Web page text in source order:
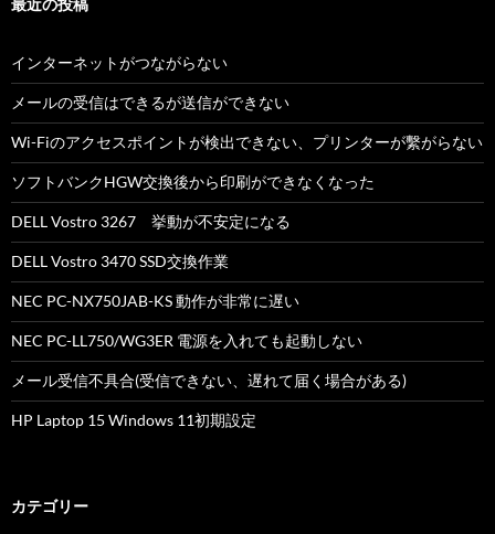
最近の投稿
インターネットがつながらない
メールの受信はできるが送信ができない
Wi-Fiのアクセスポイントが検出できない、プリンターが繫がらない
ソフトバンクHGW交換後から印刷ができなくなった
DELL Vostro 3267 挙動が不安定になる
DELL Vostro 3470 SSD交換作業
NEC PC-NX750JAB-KS 動作が非常に遅い
NEC PC-LL750/WG3ER 電源を入れても起動しない
メール受信不具合(受信できない、遅れて届く場合がある)
HP Laptop 15 Windows 11初期設定
カテゴリー